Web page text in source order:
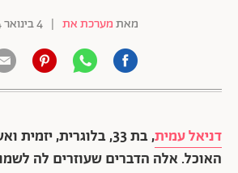
מאתמערכת את | 4 בינואר 2024
דניאל עמית
, בת 33, בלוגרית,
האוכל. אלה הדברים שעוזרים לה